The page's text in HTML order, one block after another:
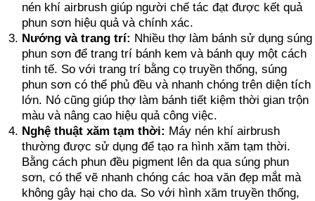
nén khí airbrush giúp người chế tác đạt được kết quả
phun sơn hiệu quả và chính xác.
Nướng và trang trí: Nhiều thợ làm bánh sử dụng súng
phun sơn để trang trí bánh kem và bánh quy một cách
tinh tế. So với trang trí bằng cọ truyền thống, súng
phun sơn có thể phủ đều và nhanh chóng trên diện tích
lớn. Nó cũng giúp thợ làm bánh tiết kiệm thời gian trộn
màu và nâng cao hiệu quả công việc.
Nghệ thuật xăm tạm thời: Máy nén khí airbrush
thường được sử dụng để tạo ra hình xăm tạm thời.
Bằng cách phun đều pigment lên da qua súng phun
sơn, có thể vẽ nhanh chóng các hoa văn đẹp mắt mà
không gây hại cho da. So với hình xăm truyền thống,